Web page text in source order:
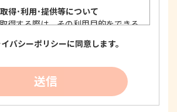
得･利用･提供等について
得する際は、その利用目的をできる
定し、その目的達成に必要な限度に
つ公正な手段を用い、同意を得て取
用する際は、本人に明示、通知、ま
利用目的の範囲内に限定し、それに
利用を行なわないための措置を講じ
バシーポリシーに同意します。
送信